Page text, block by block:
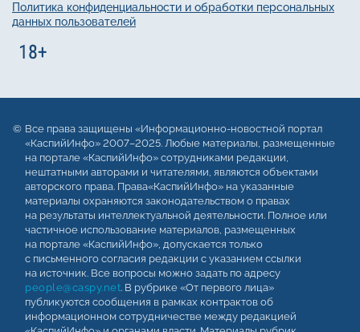
Политика конфиденциальности и обработки персональных
данных пользователей
Все права защищены «Информационно-новостной портал
«КаспийИнфо» 2007–2025. Любые материалы, размещенные
на портале «КаспийИнфо» сотрудниками редакции,
нештатными авторами и читателями, являются объектами
авторского права. Права«КаспийИнфо» на указанные
материалы охраняются законодательством о правах
на результаты интеллектуальной деятельности. Полное или
частичное использование материалов, размещенных
на портале «КаспийИнфо», допускается только
с письменного согласия редакции с указанием ссылки
на источник. Все вопросы можно задать по адресу
people@caspy.net. В рубрике «От первого лица»
публикуются сообщения в рамках контрактов об
информационном сотрудничестве между редакцией